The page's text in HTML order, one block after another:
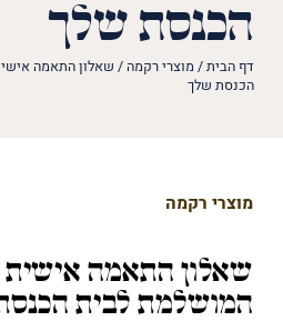
הכנסת שלך
דף הבית/ מוצרי רקמה / שאלון התאמה
הכנסת שלך
מוצרי רקמה
שאלון התאמה אישית
המושלמת לבית